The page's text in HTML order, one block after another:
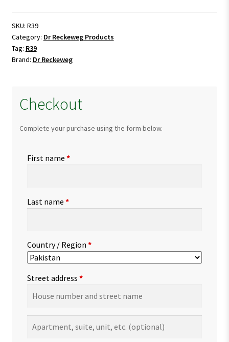
side)
abdomen
quantity
SKU: R39
Category: Dr Reckeweg Products
Tag: R39
Brand: Dr Reckeweg
Checkout
Complete your purchase using the form below.
First name *
Last name *
Country / Region *
Street address *
suite,